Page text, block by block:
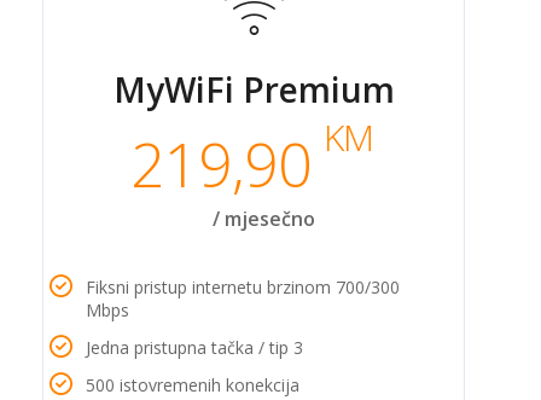
MyWiFi Premium
219,90 KM
/ mjesečno
Fiksni pristup internetu brzinom 700/300
Mbps
Jedna pristupna tačka / tip 3
500 istovremenih konekcija